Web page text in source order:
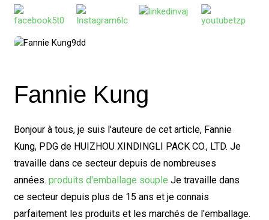
Fannie Kung
Bonjour à tous, je suis l'auteure de cet article, Fannie
Kung, PDG de HUIZHOU XINDINGLI PACK CO., LTD. Je
travaille dans ce secteur depuis de nombreuses
années. produits d'emballage souple Je travaille dans
ce secteur depuis plus de 15 ans et je connais
parfaitement les produits et les marchés de l'emballage.